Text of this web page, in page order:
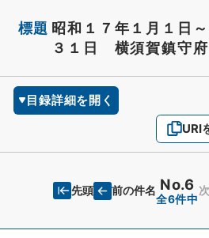
標題 昭和１７年１月１日
３１日 横須賀鎮守府
目録詳細を開く
URI
先頭 前の件名 No.6
全6件中